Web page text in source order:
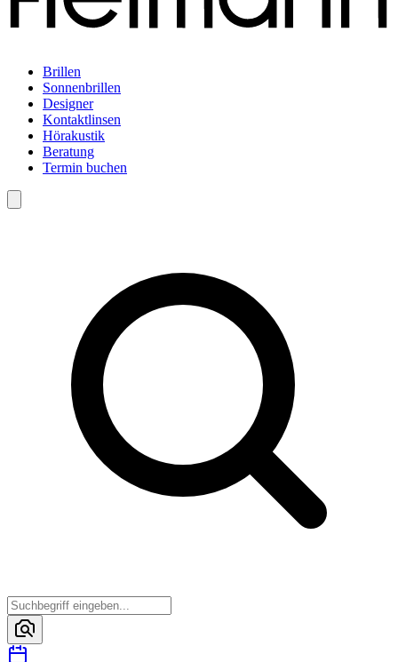
Brillen
Sonnenbrillen
Designer
Kontaktlinsen
Hörakustik
Beratung
Termin buchen